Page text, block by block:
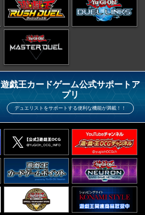
遊戯王カードゲーム公式サポートア
プリ
デュエリストをサポートする便利な機能が満載！！